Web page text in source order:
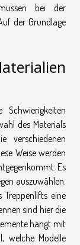
bei der
der Grundlage
des Materials
verschiedenen
Weise werden
Es
auszuwählen.
Treppenlifts eine
sind hier die
hängt mit
welche Modelle